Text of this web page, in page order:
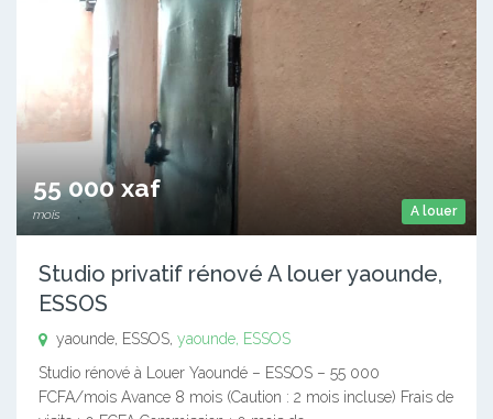
A louer
55 000 xaf
mois
Studio privatif rénové A louer yaounde,
ESSOS
yaounde, ESSOS, yaounde, ESSOS
Studio rénové à Louer Yaoundé – ESSOS – 55 000
FCFA/mois Avance 8 mois (Caution : 2 mois incluse) Frais de